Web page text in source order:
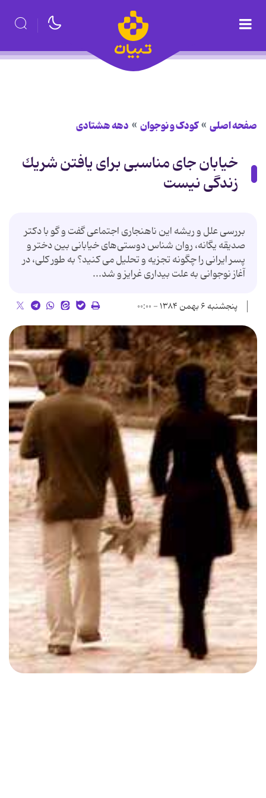
صفحه اصلی کودک و نوجوان دهه هشتادی
خیابان جای مناسبی برای یافتن شریك
زندگی نیست
بررسی علل‌ و ریشه‌ این‌ ناهنجاری‌ اجتماعی‌ گفت‌ و گو‌ با دكتر
صدیقه‌ یگانه، روان شناس دوستی‌های‌ خیابانی‌ بین‌ دختر و
پسر ایرانی‌ را چگونه‌ تجزیه‌ و تحلیل‌ می ‌كنید؟ به‌ طور كلی، در
آغاز نوجوانی‌ به‌ علت‌ بیداری‌ غرایز و شد...
پنجشنبه ۶ بهمن ۱۳۸۴ - ۰۰:۰۰